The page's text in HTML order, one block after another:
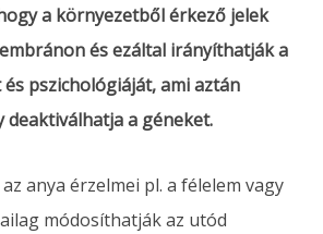
a környezetből érkező jelek
és ezáltal irányíthatják a
pszichológiáját, ami aztán
deaktiválhatja a géneket.
anya érzelmei pl. a félelem vagy
módosíthatják az utód